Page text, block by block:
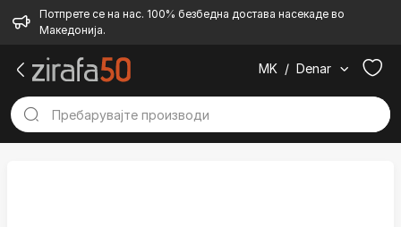
Потпрете се на нас. 100% безбедна достава насекаде во
Македонија.
MK / Denar